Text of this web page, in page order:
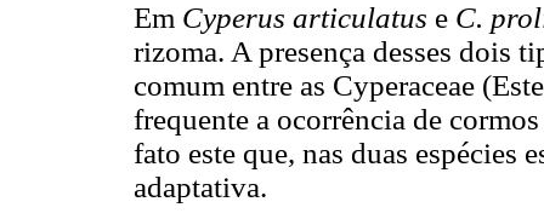
Em Cyperus articulatus e C.
rizoma. A presença desses dois
comum entre as Cyperaceae
frequente a ocorrência de
fato este que, nas duas espécies
adaptativa.